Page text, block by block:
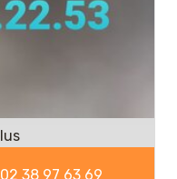
02 38 97 63 69